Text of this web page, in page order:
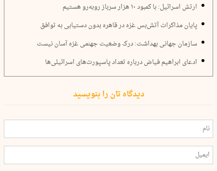
ارتش اسرائیل: با کمبود ۱۰ هزار سرباز روبه‌رو هستیم
پایان مذاکرات آتش‌بس غزه در قاهره بدون دستیابی به توافق
سازمان جهانی بهداشت: درک وضعیت جهنمی غزه آسان نیست
ادعای ابراهیم فیاض درباره تعداد پاسپورت‌های اسرائیلی‌ها
دیدگاه تان را بنویسید